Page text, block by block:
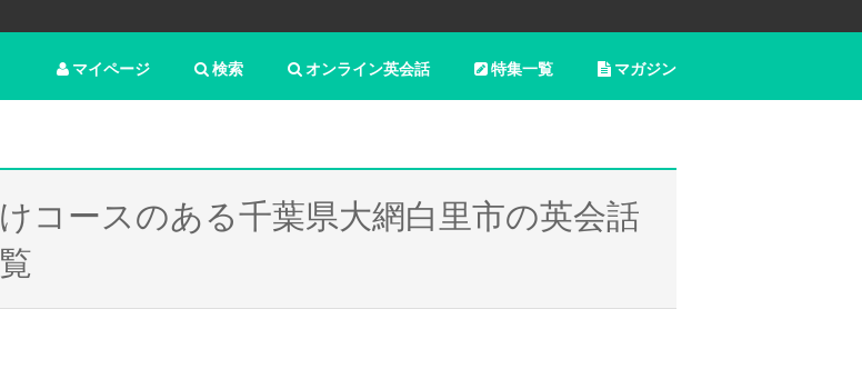
マガジン
特集一覧
オンライン英会話
検索
マイページ
コースのある千葉県大網白里市の英会話